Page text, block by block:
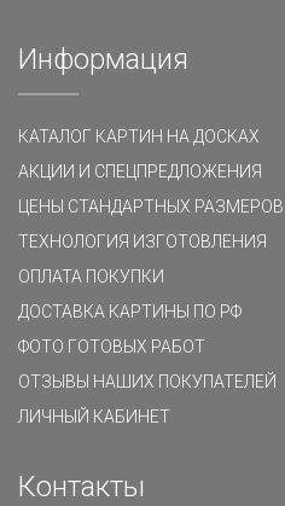
Информация
КАТАЛОГ КАРТИН НА ДОСКАХ
АКЦИИ И СПЕЦПРЕДЛОЖЕНИЯ
ЦЕНЫ СТАНДАРТНЫХ РАЗМЕРОВ
ТЕХНОЛОГИЯ ИЗГОТОВЛЕНИЯ
ОПЛАТА ПОКУПКИ
ДОСТАВКА КАРТИНЫ ПО РФ
ФОТО ГОТОВЫХ РАБОТ
ОТЗЫВЫ НАШИХ ПОКУПАТЕЛЕЙ
ЛИЧНЫЙ КАБИНЕТ
Контакты